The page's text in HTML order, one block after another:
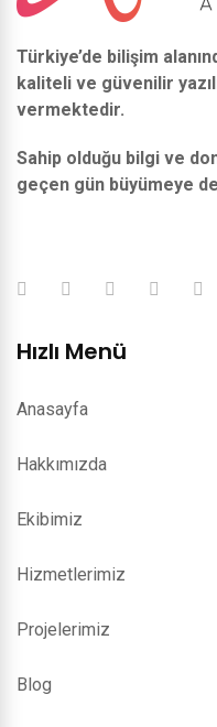
Türkiye’de bilişim
kaliteli ve güvenilir
vermektedir.
Sahip olduğu bilgi ve
geçen gün büyümeye
Hızlı Menü
Anasayfa
Hakkımızda
Ekibimiz
Hizmetlerimiz
Projelerimiz
Blog